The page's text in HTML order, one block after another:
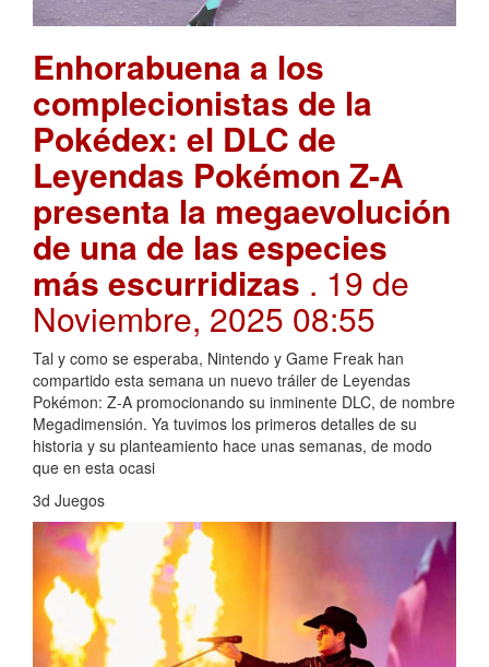
Enhorabuena a los
complecionistas de la
Pokédex: el DLC de
Leyendas Pokémon Z-A
presenta la megaevolución
de una de las especies
más escurridizas . 19 de
Noviembre, 2025 08:55
Tal y como se esperaba, Nintendo y Game Freak han
compartido esta semana un nuevo tráiler de Leyendas
Pokémon: Z-A promocionando su inminente DLC, de nombre
Megadimensión. Ya tuvimos los primeros detalles de su
historia y su planteamiento hace unas semanas, de modo
que en esta ocasi
3d Juegos